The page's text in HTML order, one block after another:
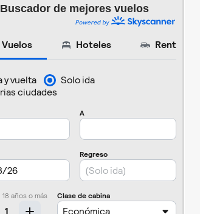
Buscador de mejores vuelos